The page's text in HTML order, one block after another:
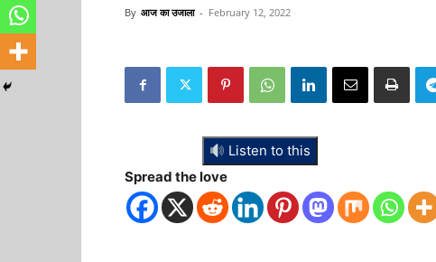
By आज का उजाला - February 12, 2022
Listen to this
Spread the love